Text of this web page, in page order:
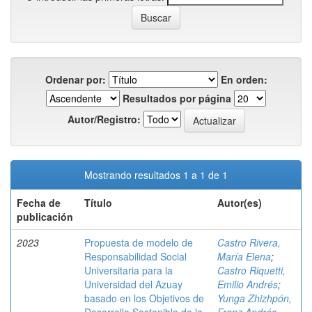
Ordenar por:
En orden:
Resultados por página
Autor/Registro:
Mostrando resultados 1 a 1 de 1
Fecha de
publicación
Título Autor(es)
2023
Propuesta de modelo de
Responsabilidad Social
Universitaria para la
Universidad del Azuay
basado en los Objetivos de
Castro Rivera,
María Elena;
Castro Riquetti,
Emilio Andrés;
Yunga Zhizhpón,